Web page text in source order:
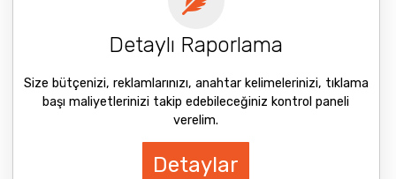
Detaylı Raporlama
Size bütçenizi, reklamlarınızı, anahtar kelimelerinizi, tıklama
başı maliyetlerinizi takip edebileceğiniz kontrol paneli
verelim.
Detaylar